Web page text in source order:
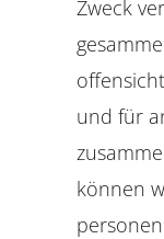
Zweck
und für
können